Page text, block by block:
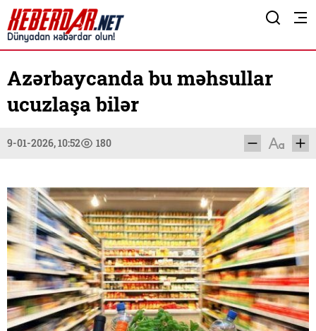
Azərbaycanda bu məhsullar
ucuzlaşa bilər
9-01-2026, 10:52 180